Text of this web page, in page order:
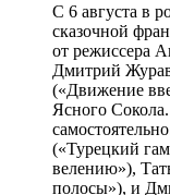
С 6 августа в
сказочной
от режиссера
Дмитрий
(«Движение
Ясного
(«Турецкий
велению»),
полосы»), и